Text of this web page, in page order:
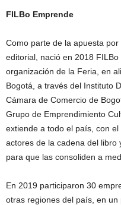
FILBo Emprende
Como parte de la apuesta
editorial, nació en 2018
organización de la Feria, en
Bogotá, a través del Instituto
Cámara de Comercio de
Grupo de Emprendimiento
extiende a todo el país, con
actores de la cadena del libro
para que las consoliden a
En 2019 participaron 30
otras regiones del país, en